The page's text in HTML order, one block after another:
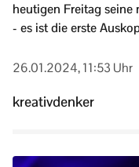
heutigen Freitag seine
- es ist die erste
26.01.2024, 11:53 Uhr
kreativdenker